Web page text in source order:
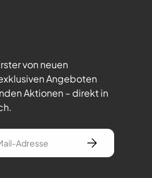
von neuen
Angeboten
Aktionen – direkt in
Abonnieren